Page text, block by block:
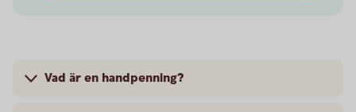
Vad är en handpenning?